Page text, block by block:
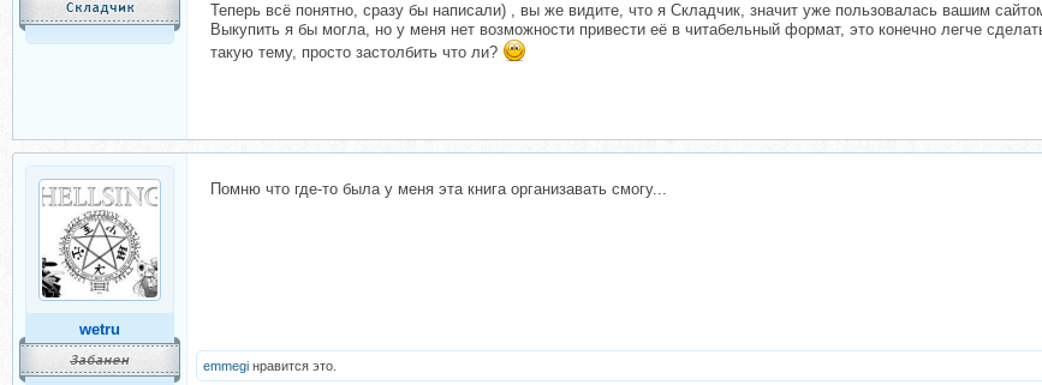
Теперь всё понятно, сразу бы написали) , вы же видите, что я Складчик, значит уже пользовалась вашим
Выкупить я бы могла, но у меня нет возможности привести её в читабельный формат, это конечно легче
такую тему, просто застолбить что ли?
wetru
Помню что где-то была у меня эта книга организавать смогу...
emmegi нравится это.